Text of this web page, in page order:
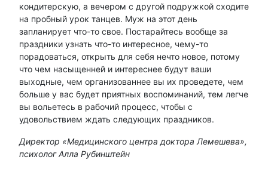
кондитерскую, а вечером с другой подружкой сходите
на пробный урок танцев. Муж на этот день
запланирует что-то свое. Постарайтесь вообще за
праздники узнать что-то интересное, чему-то
порадоваться, открыть для себя нечто новое, потому
что чем насыщенней и интереснее будут ваши
выходные, чем организованнее вы их проведете, чем
больше у вас будет приятных воспоминаний, тем легче
вы вольетесь в рабочий процесс, чтобы с
удовольствием ждать следующих праздников.
Директор «Медицинского центра доктора Лемешева»,
психолог Алла Рубинштейн